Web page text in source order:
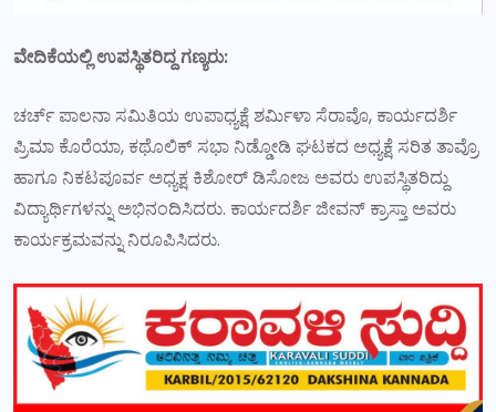
ವೇದಿಕೆಯಲ್ಲಿ ಉಪಸ್ಥಿತರಿದ್ದ ಗಣ್ಯರು:
ಚರ್ಚ್ ಪಾಲನಾ ಸಮಿತಿಯ ಉಪಾಧ್ಯಕ್ಷೆ ಶರ್ಮಿಳಾ ಸೆರಾವೊ, ಕಾರ್ಯದರ್ಶಿ
ಪ್ರಿಮಾ ಕೊರೆಯಾ, ಕಥೊಲಿಕ್ ಸಭಾ ನಿಡ್ಡೋಡಿ ಘಟಕದ ಅಧ್ಯಕ್ಷೆ ಸರಿತ ತಾವ್ರೊ
ಹಾಗೂ ನಿಕಟಪೂರ್ವ ಅಧ್ಯಕ್ಷ ಕಿಶೋರ್ ಡಿಸೋಜ ಅವರು ಉಪಸ್ಥಿತರಿದ್ದು
ವಿದ್ಯಾರ್ಥಿಗಳನ್ನು ಅಭಿನಂದಿಸಿದರು. ಕಾರ್ಯದರ್ಶಿ ಜೀವನ್ ಕ್ರಾಸ್ತಾ ಅವರು
ಕಾರ್ಯಕ್ರಮವನ್ನು ನಿರೂಪಿಸಿದರು.